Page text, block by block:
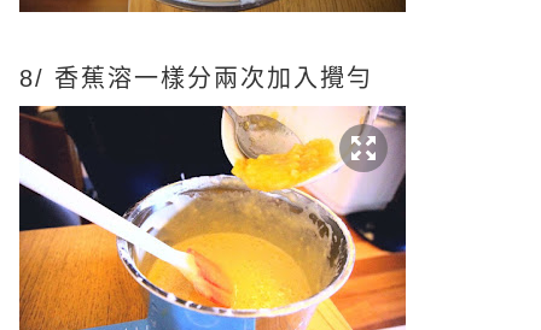
8/ 香蕉溶一樣分兩次加入攪勻